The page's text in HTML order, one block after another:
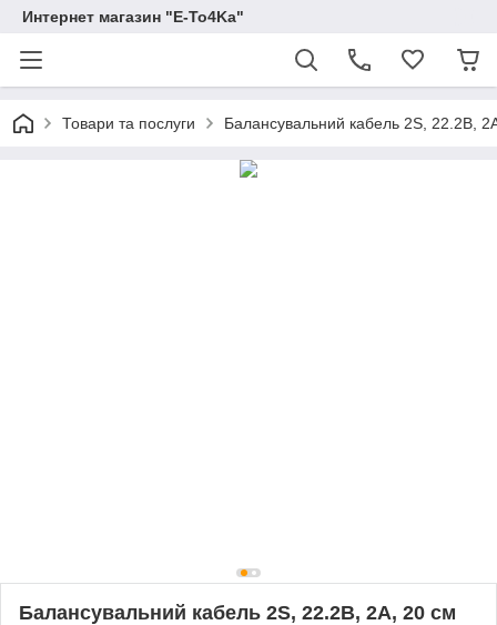
Интернет магазин "E-To4Ka"
Товари та послуги Балансувальний кабель 2S, 22.2В,
Балансувальний кабель 2S, 22.2В, 2А, 20 см